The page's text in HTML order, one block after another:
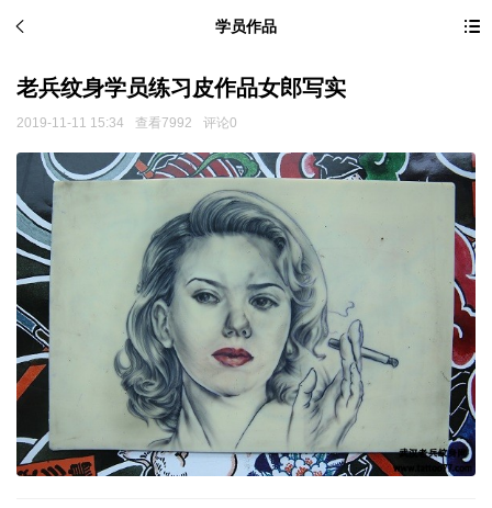
学员作品
老兵纹身学员练习皮作品女郎写实
2019-11-11 15:34 查看7992 评论0